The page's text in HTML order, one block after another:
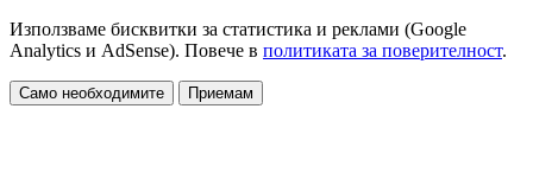
Използваме бисквитки за статистика и реклами (Google
Analytics и AdSense). Повече в политиката за поверителност.
Само необходимите Приемам